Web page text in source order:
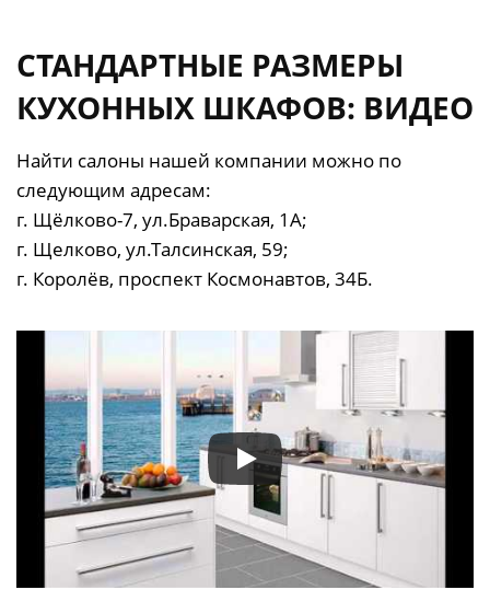
СТАНДАРТНЫЕ РАЗМЕРЫ
КУХОННЫХ ШКАФОВ: ВИДЕО
Найти салоны нашей компании можно по
следующим адресам:
г. Щёлково-7, ул.Браварская, 1А;
г. Щелково, ул.Талсинская, 59;
г. Королёв, проспект Космонавтов, 34Б.